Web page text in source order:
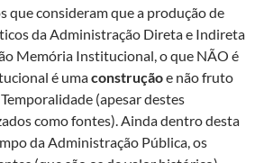
que consideram que a produção de
da Administração Direta e Indireta
Memória Institucional, o que NÃO é
é umaconstruçãoe não fruto
(apesar destes
como fontes). Ainda dentro desta
da Administração Pública, os